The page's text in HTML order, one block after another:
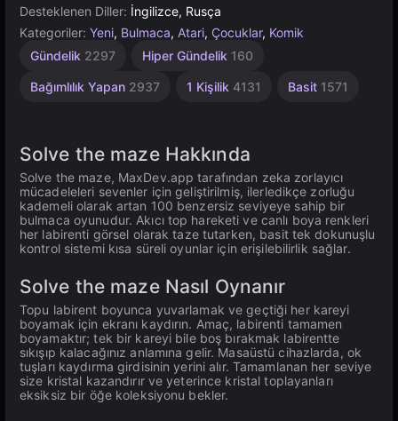
Desteklenen Diller: İngilizce, Rusça
Kategoriler: Yeni, Bulmaca, Atari, Çocuklar, Komik
Gündelik 2297 Hiper Gündelik 160
Bağımlılık Yapan 2937 1 Kişilik 4131 Basit 1571
Solve the maze Hakkında
Solve the maze, MaxDev.app tarafından zeka zorlayıcı
mücadeleleri sevenler için geliştirilmiş, ilerledikçe zorluğu
kademeli olarak artan 100 benzersiz seviyeye sahip bir
bulmaca oyunudur. Akıcı top hareketi ve canlı boya renkleri
her labirenti görsel olarak taze tutarken, basit tek dokunuşlu
kontrol sistemi kısa süreli oyunlar için erişilebilirlik sağlar.
Solve the maze Nasıl Oynanır
Topu labirent boyunca yuvarlamak ve geçtiği her kareyi
boyamak için ekranı kaydırın. Amaç, labirenti tamamen
boyamaktır; tek bir kareyi bile boş bırakmak labirentte
sıkışıp kalacağınız anlamına gelir. Masaüstü cihazlarda, ok
tuşları kaydırma girdisinin yerini alır. Tamamlanan her seviye
size kristal kazandırır ve yeterince kristal toplayanları
eksiksiz bir öğe koleksiyonu bekler.